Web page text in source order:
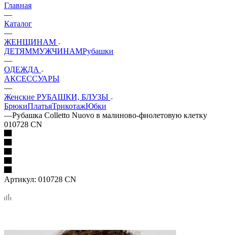
Главная
—
Каталог
—
ЖЕНЩИНАМ
ДЕТЯММУЖЧИНАМРубашки
—
ОДЕЖДА
АКСЕССУАРЫ
—
Женские РУБАШКИ, БЛУЗЫ
БрюкиПлатьяТрикотажЮбки
—Рубашка Colletto Nuovo в малиново-фиолетовую клетку
010728 CN
Артикул: 010728 CN